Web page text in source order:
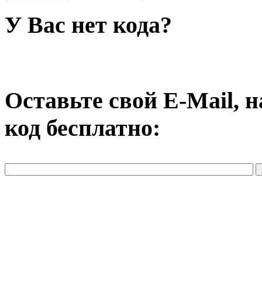
У Вас нет кода?
Оставьте свой E-Mail,
код бесплатно: